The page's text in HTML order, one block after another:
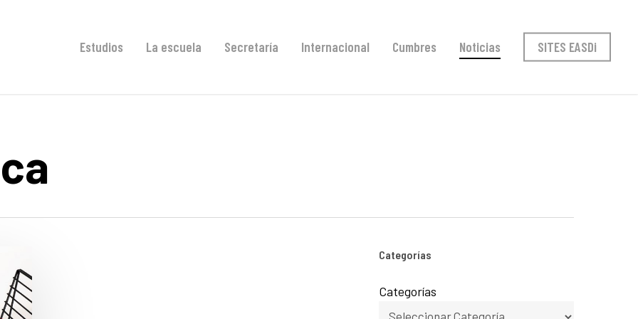
Estudios La escuela Secretaría Internacional Cumbres Noticias SITES EASDi
Categorías
Categorías